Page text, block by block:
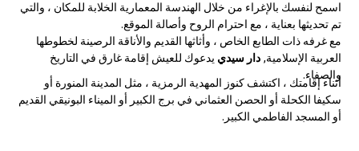
اسمح لنفسك بالإغراء من خلال الهندسة المعمارية الخلابة للمكان ، والتي
تم تحديثها بعناية ، مع احترام الروح وأصالة الموقع.
مع غرفه ذات الطابع الخاص ، وأثاثها القديم والأناقة الرصينة لخطوطها
العربية الإسلامية,دار سيدي يدعوك للعيش إقامة غارق في التاريخ
والصفاء.
أثناء إقامتك ، اكتشف كنوز المهدية الرمزية ، مثل المدينة المنورة أو
سكيفا الكحلة أو الحصن العثماني في برج الكبير أو الميناء البونيقي القديم
أو المسجد الفاطمي الكبير.